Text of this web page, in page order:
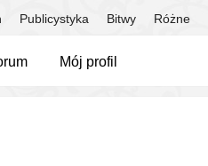
Publicystyka Bitwy Różne
Mój profil